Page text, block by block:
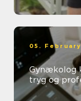
05.
Gynækolog
tryg og